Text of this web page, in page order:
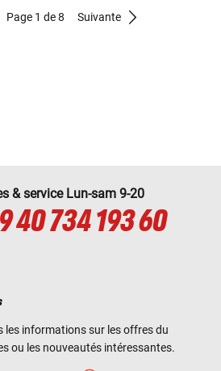
Page 1 de 8 Suivante
& service Lun-sam 9-20
40 734 193 60
les informations sur les offres du
ou les nouveautés intéressantes.